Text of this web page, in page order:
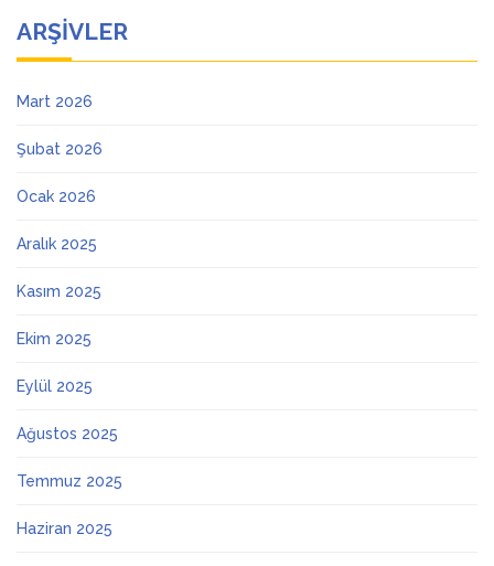
ARŞIVLER
Mart 2026
Şubat 2026
Ocak 2026
Aralık 2025
Kasım 2025
Ekim 2025
Eylül 2025
Ağustos 2025
Temmuz 2025
Haziran 2025